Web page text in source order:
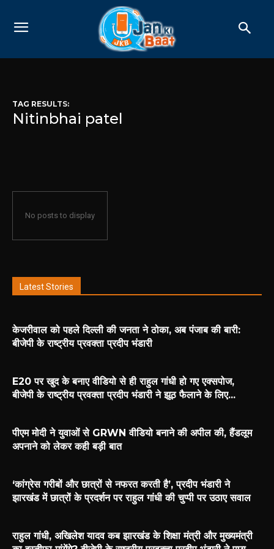
TAG RESULTS:
Nitinbhai patel
No posts to display
Latest Stories
केजरीवाल को पहले दिल्ली की जनता ने ठोका, अब पंजाब की बारी:
बीजेपी के राष्ट्रीय प्रवक्ता प्रदीप भंडारी
E20 पर खुद के बनाए वीडियो से ही राहुल गांधी हो गए एक्सपोज,
बीजेपी के राष्ट्रीय प्रवक्ता प्रदीप भंडारी ने झूठ फैलाने के लिए...
पीएम मोदी ने युवाओं से GRWN वीडियो बनाने की अपील की, हैंडलूम
अपनाने को लेकर कही बड़ी बात
‘कांग्रेस गरीबों और छात्रों से नफरत करती है’, प्रदीप भंडारी ने
झारखंड में छात्रों के प्रदर्शन पर राहुल गांधी की चुप्पी पर उठाए सवाल
राहुल गांधी, अखिलेश यादव कब झारखंड के शिक्षा मंत्री और मुख्यमंत्री